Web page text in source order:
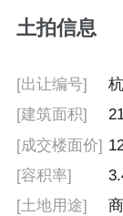
土拍信息
[出让编号]
[建筑面积]
[成交楼面价]
[容积率]
[土地用途]